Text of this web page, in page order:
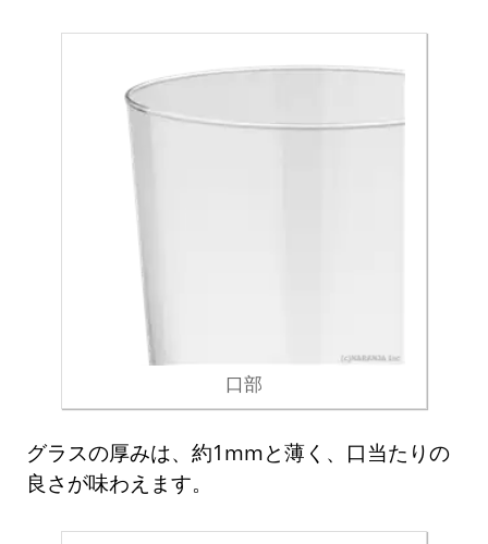
口部
グラスの厚みは、約1mmと薄く、口当たりの
良さが味わえます。